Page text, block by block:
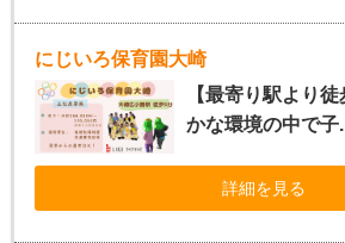
にじいろ保育園大崎
【最寄り駅より
かな環境の中で子
詳細を見る